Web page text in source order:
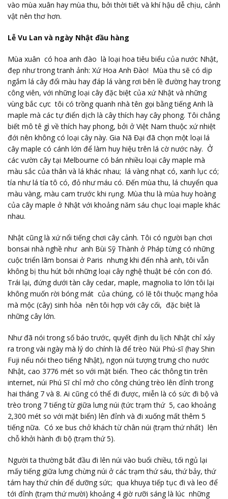
vào mùa xuân hay mùa thu, bởi thời tiết và khí hậu dễ chịu, cảnh
vật nên thơ hơn.
Lễ Vu Lan và ngày Nhật đầu hàng
Mùa xuân có hoa anh đào là loại hoa tiêu biểu của nước Nhật,
đẹp như trong tranh ảnh: Xứ Hoa Anh Đào! Mùa thu sẽ có dịp
ngắm lá cây đổi màu hay đáp lá vàng rơi bên lề đường hay trong
công viên, với những loại cây đặc biệt của xứ Nhật và những
vùng bắc cực tôi có trồng quanh nhà tên gọi bằng tiếng Anh là
maple mà các tự điển dịch là cây thích hay cây phong. Tôi chẳng
biết mô tê gì về thích hay phong, bởi ở Việt Nam thuộc xứ nhiệt
đới nên không có loại cây này. Gia Nã Đại đã chọn một loại lá
cây maple có cánh lớn để làm huy hiệu trên lá cờ nước này. Ở
các vườn cây tại Melbourne có bán nhiều loại cây maple mà
màu sắc của thân và lá khác nhau; lá vàng nhạt có, xanh lục có;
tía như lá tía tô có, đỏ như máu có. Đến mùa thu, lá chuyển qua
màu vàng, màu cam trước khi rụng. Mùa thu là mùa huy hoàng
của cây maple ở Nhật với khoảng năm sáu chục loại maple khác
nhau.
Nhật cũng là xứ nổi tiếng chơi cây cảnh. Tôi có người bạn chơi
bonsai nhà nghề như anh Bùi Sỹ Thành ở Pháp từng có những
cuộc triển lãm bonsai ở Paris nhưng khi đến nhà anh, tôi vẫn
không bị thu hút bởi những loại cây nghệ thuật bé cỏn con đó.
Trái lại, đứng dưới tàn cây cedar, maple, magnolia to lớn tôi lại
không muốn rời bóng mát của chúng, có lẽ tôi thuộc mạng hỏa
mà mộc (cây) sinh hỏa nên tôi hợp với cây cối, đặc biệt là
những cây lớn.
Như đã nói trong số báo trước, quyết định du lịch Nhật chỉ xảy
ra trong vài ngày mà lý do chính là để trèo Núi Phú-sĩ (hay Shin
Fuji nếu nói theo tiếng Nhật), ngọn núi tượng trưng cho nước
Nhật, cao 3776 mét so với mặt biển. Theo các thông tin trên
internet, núi Phú Sĩ chỉ mở cho công chúng trèo lên đỉnh trong
hai tháng 7 và 8. Ai cũng có thể đi được, miễn là có sức đi bộ và
trèo trong 7 tiếng từ giữa lưng núi (tức trạm thứ 5, cao khoảng
2,300 mét so với mặt biển) lên đỉnh và đi xuống mất thêm 5
tiếng nữa. Có xe bus chở khách từ chân núi (trạm thứ nhất) lên
chỗ khởi hành đi bộ (trạm thứ 5).
Người ta thường bắt đầu đi lên núi vào buổi chiều, tối ngủ lại
mấy tiếng giữa lưng chừng núi ở các trạm thứ sáu, thứ bảy, thứ
tám hay thứ chín để dưỡng sức; qua khuya tiếp tục đi và leo để
tới đỉnh (trạm thứ mười) khoảng 4 giờ rưỡi sáng là lúc những